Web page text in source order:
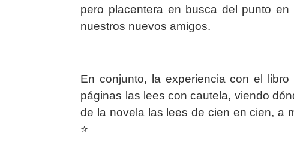
pero placentera en busca del punto
nuestros nuevos amigos.
En conjunto, la experiencia con el
páginas las lees con cautela, viendo
de la novela las lees de cien en cien, a
⭐️